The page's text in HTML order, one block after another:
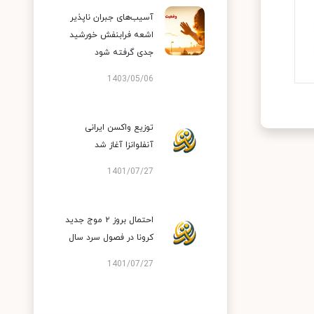
آسیب‌های جبران ناپذیر
اشعه فرابنفش خورشید
جدی گرفته شود
1403/05/06
توزیع واکسن ایرانی
آنفلوانزا آغاز شد
1401/07/27
احتمال بروز ۲ موج جدید
کرونا در فصول سرد سال
1401/07/27